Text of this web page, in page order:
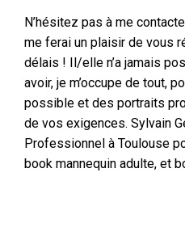
N’hésitez pas à me
me ferai un plaisir de vous
délais ! Il/elle n’a jamais
avoir, je m’occupe de tout,
possible et des portraits
de vos exigences. Sylvain
Professionnel à Toulouse
book mannequin adulte, et